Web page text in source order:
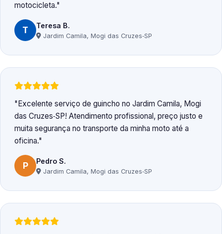
motocicleta.
T Teresa B.
Jardim Camila, Mogi das Cruzes‑SP
Excelente serviço de guincho no Jardim Camila, Mogi
das Cruzes‑SP! Atendimento profissional, preço justo e
muita segurança no transporte da minha moto até a
oficina.
P Pedro S.
Jardim Camila, Mogi das Cruzes‑SP